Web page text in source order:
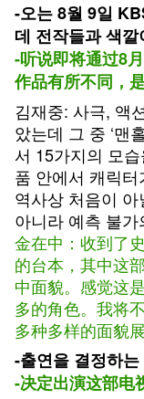
-오는 8월 9일
데 전작들과 색
-听说即将通过8
作品有所不同，
김재중: 사극, 액
았는데 그 중 ‘맨
서 15가지의 모
품 안에서 캐릭
역사상 처음이
아니라 예측 불
金在中：收到了
的台本，其中这
中面貌。感觉这
多的角色。我将
多种多样的面貌
-출연을 결정하
-决定出演这部电